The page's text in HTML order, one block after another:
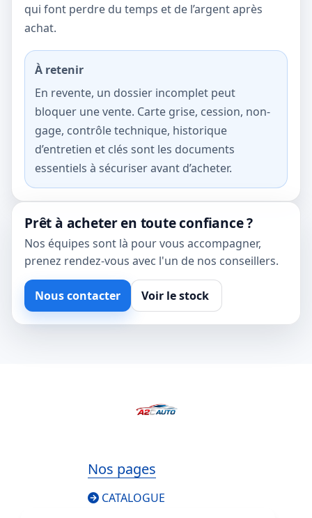
qui font perdre du temps et de l’argent après
achat.
À retenir
En revente, un dossier incomplet peut
bloquer une vente. Carte grise, cession, non-
gage, contrôle technique, historique
d’entretien et clés sont les documents
essentiels à sécuriser avant d’acheter.
Prêt à acheter en toute confiance ?
Nos équipes sont là pour vous accompagner,
prenez rendez-vous avec l'un de nos conseillers.
Nous contacter Voir le stock
Nos pages
CATALOGUE